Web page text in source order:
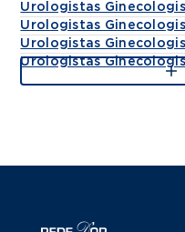
Urologistas
Urologistas
Urologistas
Urologistas